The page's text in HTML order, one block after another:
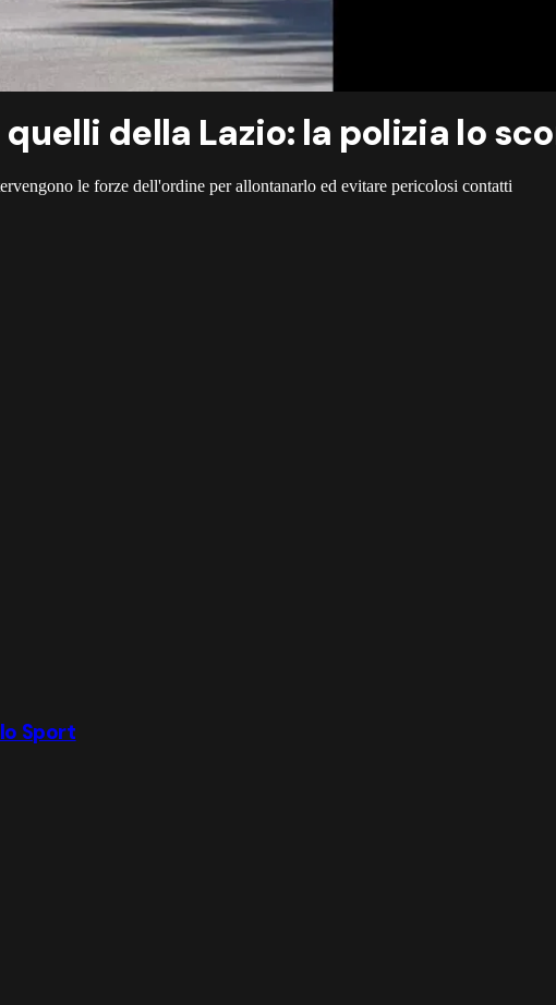
della Lazio: la polizia lo
le forze dell'ordine per allontanarlo ed evitare pericolosi contatti
Sport